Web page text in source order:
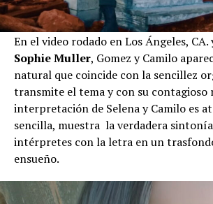
En el video rodado en Los Ángeles,
Sophie Muller, Gomez y Camilo
natural que coincide con la sencillez
transmite el tema y con su contagioso
interpretación de Selena y Camilo es
sencilla, muestra la verdadera
intérpretes con la letra en un
ensueño.